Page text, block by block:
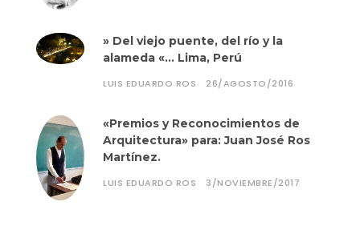
» Del viejo puente, del río y la
alameda «… Lima, Perú
LUIS EDUARDO ROS 26/AGOSTO/2016
«Premios y Reconocimientos de
Arquitectura» para: Juan José Ros
Martínez.
LUIS EDUARDO ROS 3/NOVIEMBRE/2017